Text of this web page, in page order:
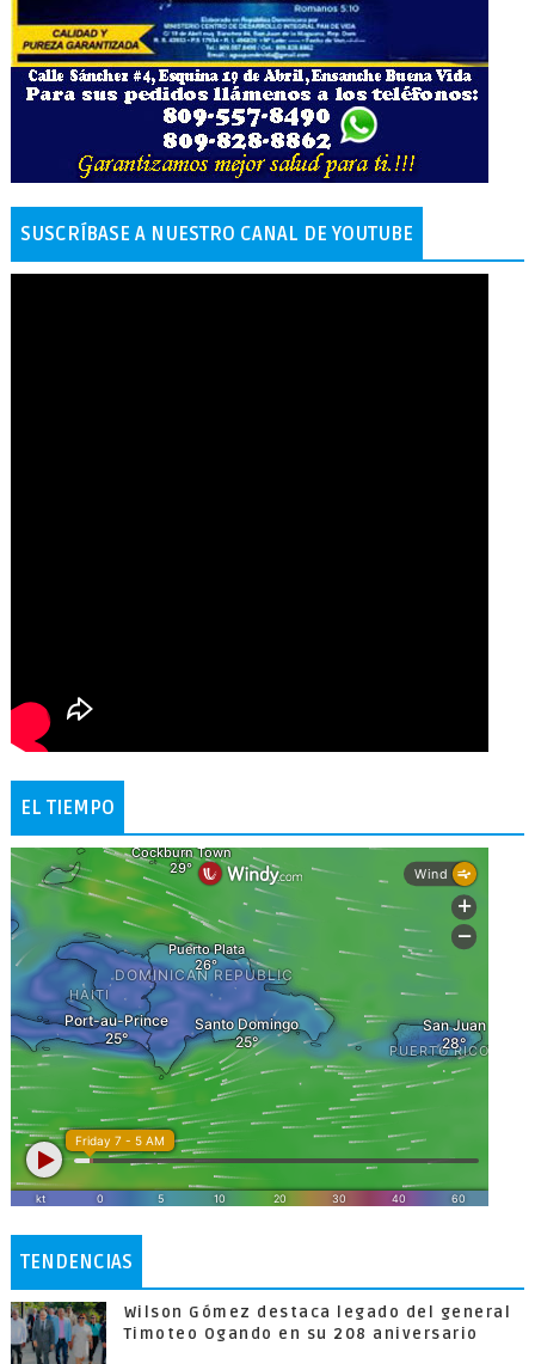
SUSCRÍBASE A NUESTRO CANAL DE YOUTUBE
EL TIEMPO
TENDENCIAS
Wilson Gómez destaca legado del general
Timoteo Ogando en su 208 aniversario